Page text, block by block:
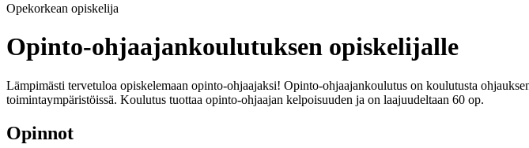
Opekorkean opiskelija
Opinto-ohjaajankoulutuksen opiskelijalle
Lämpimästi tervetuloa opiskelemaan opinto-ohjaajaksi! Opinto-ohjaajankoulutus on koulutusta
toimintaympäristöissä. Koulutus tuottaa opinto-ohjaajan kelpoisuuden ja on laajuudeltaan 60 op.
Opinnot